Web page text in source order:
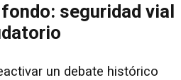
seguridad vial
un debate histórico